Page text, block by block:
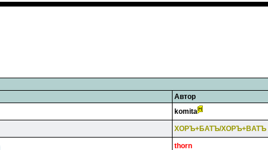
Автор
komita
XOPЪ+БATЪ/XOPЪ+BATЪ
thorn